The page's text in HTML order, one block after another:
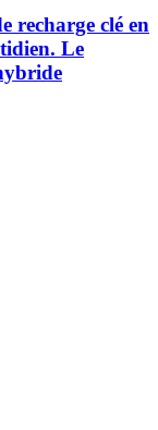
recharge clé en
Le